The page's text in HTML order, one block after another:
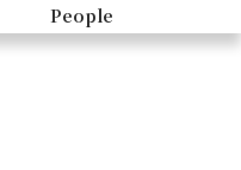
People